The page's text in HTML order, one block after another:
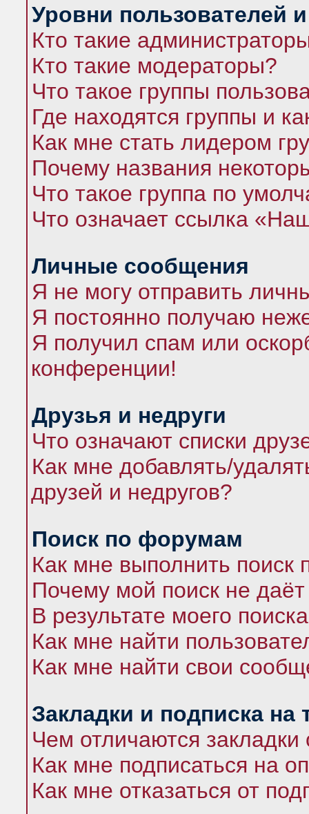
Уровни пользователей
Кто такие
Кто такие модераторы?
Что такое группы
Где находятся группы и
Как мне стать лидером
Почему названия
Что такое группа по
Что означает ссылка
Личные сообщения
Я не могу отправить
Я постоянно получаю
Я получил спам или
конференции!
Друзья и недруги
Что означают списки
Как мне добавлять/
друзей и недругов?
Поиск по форумам
Как мне выполнить
Почему мой поиск не даёт
В результате моего
Как мне найти
Как мне найти свои
Закладки и подписка на
Чем отличаются закладки
Как мне подписаться на
Как мне отказаться от